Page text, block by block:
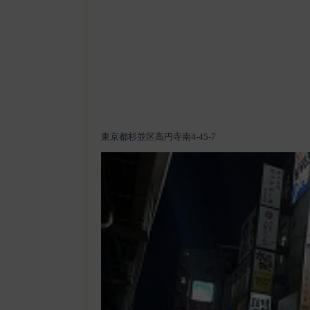
東京都杉並区高円寺南4-45-7